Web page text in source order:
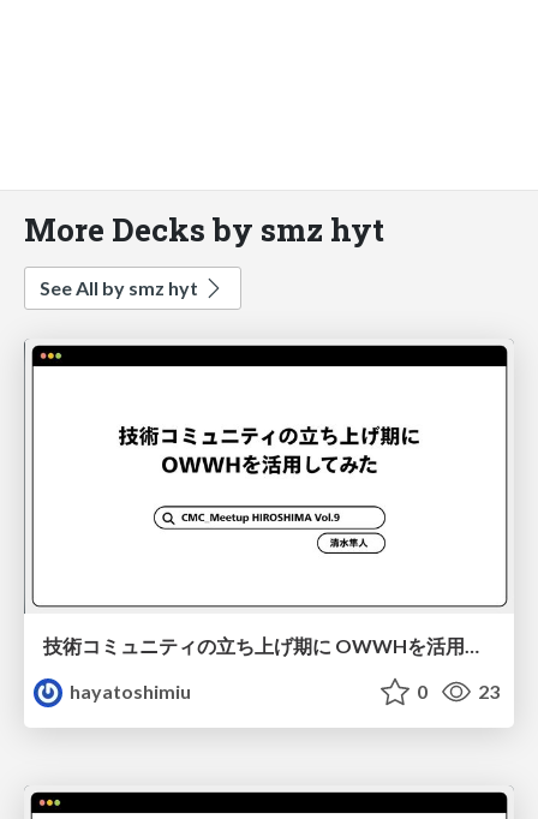
More Decks by smz hyt
See All by smz hyt
技術コミュニティの立ち上げ期に OWWHを活用してみた
hayatoshimiu
0 23